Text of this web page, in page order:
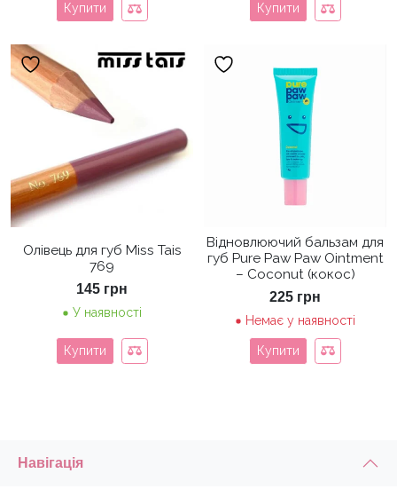
Купити Купити
Олівець для губ Miss Tais
769
145 грн
У наявності
Купити
Відновлюючий бальзам для
губ Pure Paw Paw Ointment
– Coconut (кокос)
225 грн
Немає у наявності
Купити
Навігація